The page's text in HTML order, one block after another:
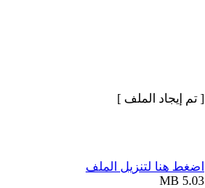
[ تم إيجاد الملف ]
اضغط هنا لتنزيل الملف
5.03 MB